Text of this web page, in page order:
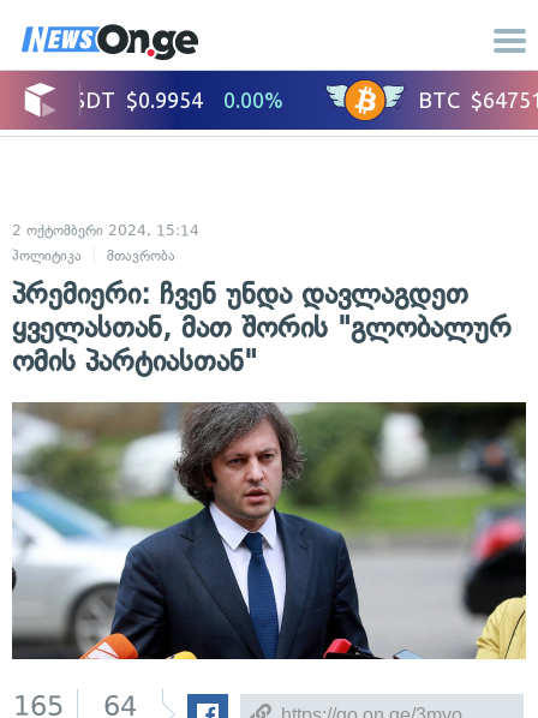
2 ოქტომბერი 2024, 15:14
პოლიტიკა
მთავრობა
პრემიერი: ჩვენ უნდა დავლაგდეთ
ყველასთან, მათ შორის "გლობალურ
ომის პარტიასთან"
165 64